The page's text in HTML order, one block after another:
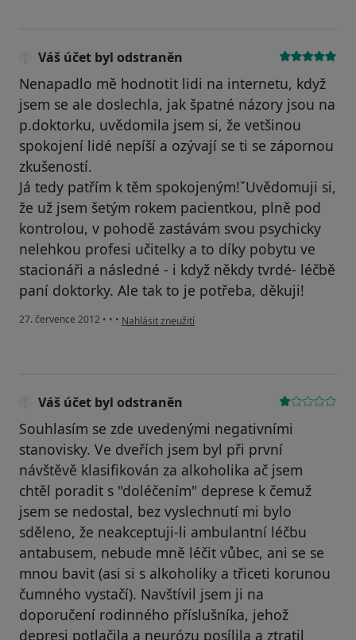
Váš účet byl odstraněn
Nenapadlo mě hodnotit lidi na internetu, když
jsem se ale doslechla, jak špatné názory jsou na
p.doktorku, uvědomila jsem si, že vetšinou
spokojení lidé nepíší a ozývají se ti se zápornou
zkušeností.
Já tedy patřím k těm spokojeným!ˇUvědomuji si,
že už jsem šetým rokem pacientkou, plně pod
kontrolou, v pohodě zastávám svou psychicky
nelehkou profesi učitelky a to díky pobytu ve
stacionáři a následné - i když někdy tvrdé- léčbě
paní doktorky. Ale tak to je potřeba, děkuji!
27. července 2012 • • • podle názoru uživatele Váš účet byl odstraněn
Nahlásit zneužití
Váš účet byl odstraněn
Souhlasím se zde uvedenými negativními
stanovisky. Ve dveřích jsem byl při první
návštěvě klasifikován za alkoholika ač jsem
chtěl poradit s "doléčením" deprese k čemuž
jsem se nedostal, bez vyslechnutí mi bylo
sděleno, že neakceptuji-li ambulantní léčbu
antabusem, nebude mně léčit vůbec, ani se se
mnou bavit (asi si s alkoholiky a třiceti korunou
čumného vystačí). Navštívil jsem ji na
doporučení rodinného příslušníka, jehož
depresi potlačila a neurózu posílila a ztratil